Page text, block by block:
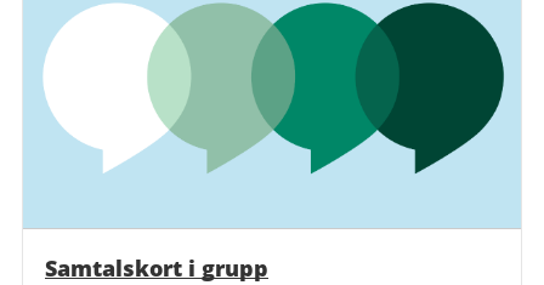
Samtalskort i grupp